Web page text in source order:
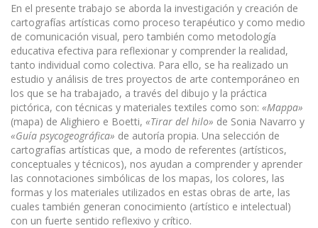
En el presente trabajo se aborda la investigación y creación de
cartografías artísticas como proceso terapéutico y como medio
de comunicación visual, pero también como metodología
educativa efectiva para reflexionar y comprender la realidad,
tanto individual como colectiva. Para ello, se ha realizado un
estudio y análisis de tres proyectos de arte contemporáneo en
los que se ha trabajado, a través del dibujo y la práctica
pictórica, con técnicas y materiales textiles como son: «Mappa»
(mapa) de Alighiero e Boetti, «Tirar del hilo» de Sonia Navarro y
«Guía psycogeográfica» de autoría propia. Una selección de
cartografías artísticas que, a modo de referentes (artísticos,
conceptuales y técnicos), nos ayudan a comprender y aprender
las connotaciones simbólicas de los mapas, los colores, las
formas y los materiales utilizados en estas obras de arte, las
cuales también generan conocimiento (artístico e intelectual)
con un fuerte sentido reflexivo y crítico.